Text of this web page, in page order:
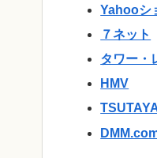
Yahooシ
７ネット
タワー・
HMV